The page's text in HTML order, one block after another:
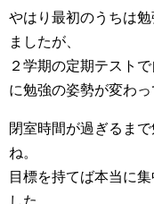
やはり最初のうちは
ましたが、
２学期の定期テスト
に勉強の姿勢が変わっ
閉室時間が過ぎるま
ね。
目標を持てば本当に
した。